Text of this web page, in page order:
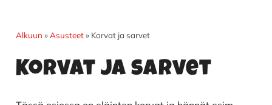
Klikkaa
tutustu
Alkuun »Asusteet» Korvat ja sarvet
Korvat ja sarvet